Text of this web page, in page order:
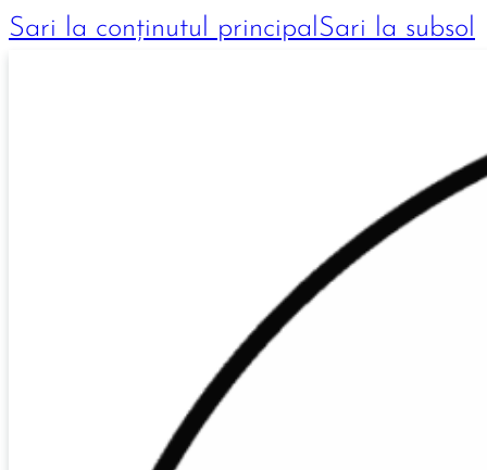
Sari la conținutul principalSari la subsol